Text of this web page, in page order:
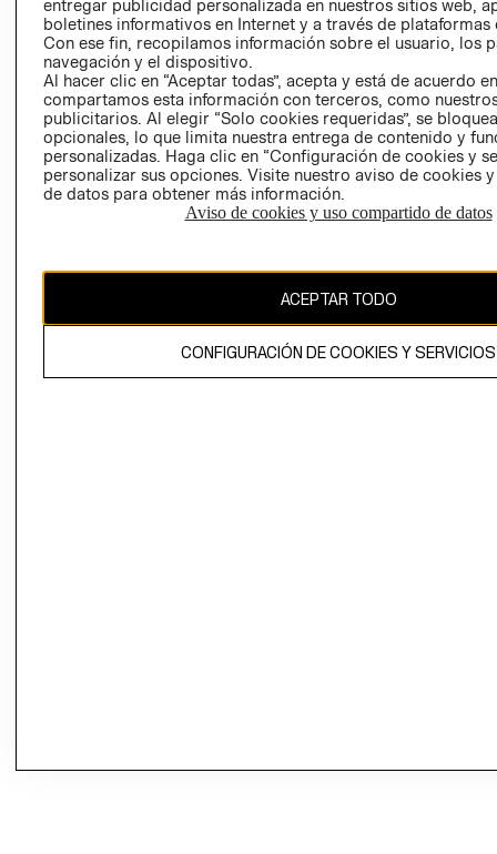
Colombia ($)
CAMBIAR REGIÓN
El contenido de esta página web está protegido por copyright y es
propiedad de H&M Hennes & Mauritz AB.
entregar publicidad personalizada en nuestros sitios web,
boletines informativos en Internet y a través de plataformas
Con ese fin, recopilamos información sobre el usuario, los
navegación y el dispositivo.
Al hacer clic en “Aceptar todas”, acepta y está de acuerdo
compartamos esta información con terceros, como
publicitarios. Al elegir “Solo cookies requeridas”, se
opcionales, lo que limita nuestra entrega de contenido y
personalizadas. Haga clic en “Configuración de cookies y
personalizar sus opciones. Visite nuestro aviso de cookies
de datos para obtener más información.
Aviso de cookies y uso compartido de datos
ACEPTAR TODO
CONFIGURACIÓN DE COOKIES Y SERVICIOS